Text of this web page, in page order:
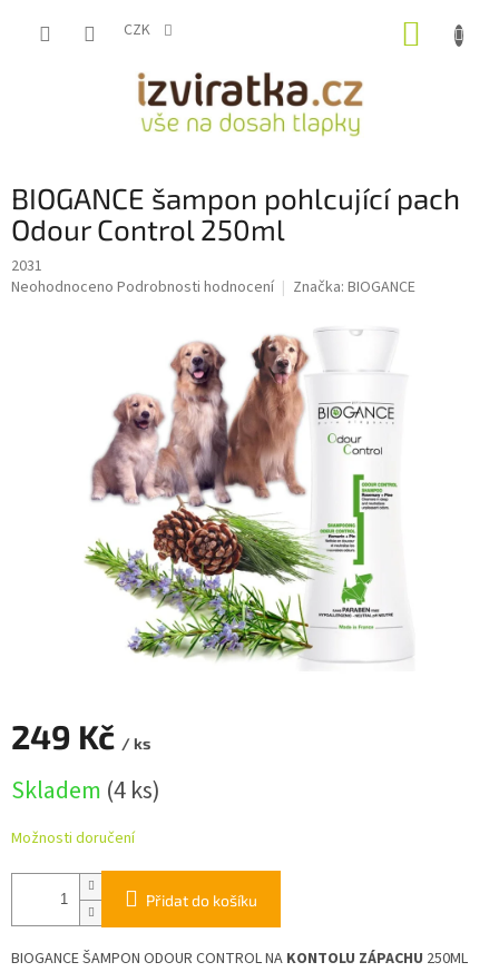
CZK
BIOGANCE šampon pohlcující pach
Odour Control 250ml
2031
Průměrné
Neohodnoceno Podrobnosti hodnocení Značka: BIOGANCE
249 Kč / ks
cena:
Skladem (4 ks)
Možnosti doručení
Přidat do košíku
BIOGANCE ŠAMPON ODOUR CONTROL NA KONTOLU ZÁPACHU 250ML